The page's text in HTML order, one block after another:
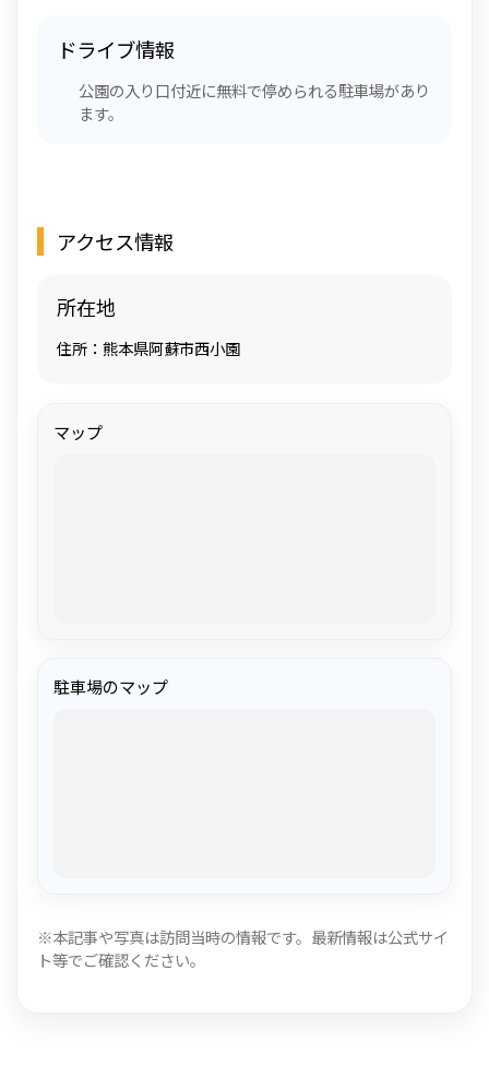
ドライブ情報
公園の入り口付近に無料で停められる駐車場があり
ます。
アクセス情報
所在地
住所：熊本県阿蘇市西小園
マップ
駐車場のマップ
※本記事や写真は訪問当時の情報です。最新情報は公式サイ
ト等でご確認ください。